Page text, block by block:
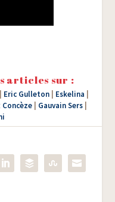
articles sur :
Eric Gulleton Eskelina
Concèze Gauvain Sers